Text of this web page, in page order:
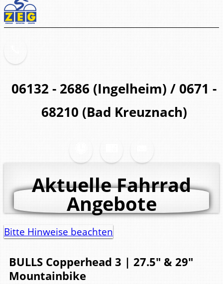
06132 - 2686 (Ingelheim) / 0671 -
68210 (Bad Kreuznach)
Aktuelle Fahrrad
Angebote
Bitte Hinweise beachten
BULLS Copperhead 3 | 27.5" & 29"
Mountainbike